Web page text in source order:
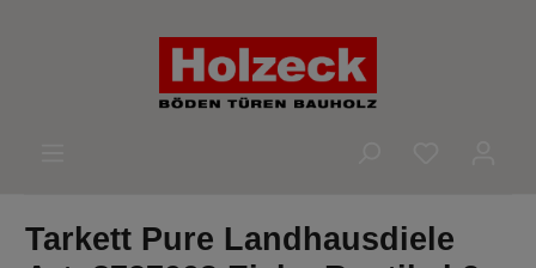
Tarkett Pure Landhausdiele